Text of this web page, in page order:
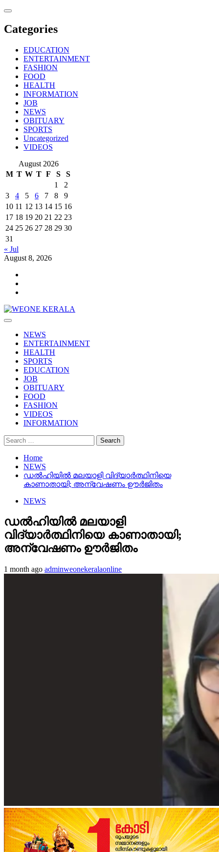
Skip
content
Categories
EDUCATION
ENTERTAINMENT
FASHION
FOOD
HEALTH
INFORMATION
JOB
NEWS
OBITUARY
SPORTS
Uncategorized
VIDEOS
August 2026
M T W T F S
S
1
2
3
4 5 6 7 8
9
10 11 12 13 14 15 16
17 18 19 20 21 22 23
24 25 26 27 28 29 30
31
« Jul
August 8, 2026
Primary
NEWS
ENTERTAINMENT
HEALTH
SPORTS
EDUCATION
JOB
OBITUARY
FOOD
FASHION
VIDEOS
INFORMATION
Search
for:
Home
NEWS
ഡല്‍ഹിയില്‍ മലയാളി വിദ്യാര്‍ത്ഥിനിയെ
കാണാതായി; അന്വേഷണം ഊർജിതം
NEWS
ഡല്‍ഹിയില്‍ മലയാളി
വിദ്യാര്‍ത്ഥിനിയെ കാണാതായി;
അന്വേഷണം ഊർജിതം
1 month ago adminweonekeralaonline